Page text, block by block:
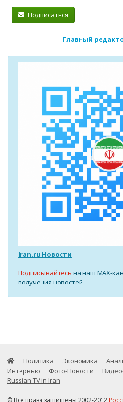
Подписаться
Главный
Iran.ru Новости
Подписывайтесь на наш MAX-
получения новостей.
Политика Экономика
Интервью
Фото-Новости
Russian TV in Iran
© Все права защищены 2002-2012